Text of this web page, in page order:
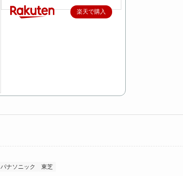
楽天で購入
パナソニック 東芝